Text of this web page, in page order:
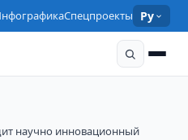
Спецпроекты Ру
научно инновационный